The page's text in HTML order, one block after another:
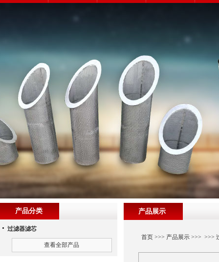
产品展示
首页>>> 产品展示>>> >>>
产品分类
过滤器滤芯
查看全部产品